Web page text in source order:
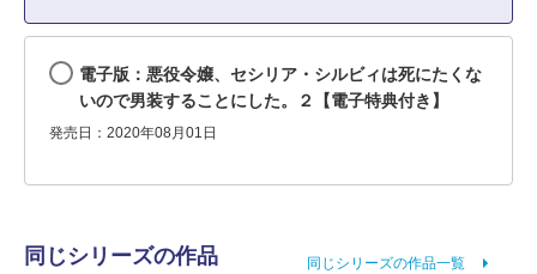
電子版：悪役令嬢、セシリア・シルビィは死にたくな
いので男装することにした。２【電子特典付き】
発売日：2020年08月01日
同じシリーズの作品 同じシリーズの作品一覧